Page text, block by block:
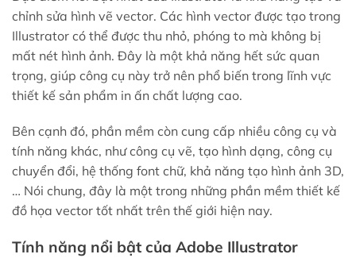
chỉnh sửa hình vẽ vector. Các hình vector được tạo trong
Illustrator có thể được thu nhỏ, phóng to mà không bị
mất nét hình ảnh. Đây là một khả năng hết sức quan
trọng, giúp công cụ này trở nên phổ biến trong lĩnh vực
thiết kế sản phẩm in ấn chất lượng cao.
Bên cạnh đó, phần mềm còn cung cấp nhiều công cụ và
tính năng khác, như công cụ vẽ, tạo hình dạng, công cụ
chuyển đổi, hệ thống font chữ, khả năng tạo hình ảnh 3D,
… Nói chung, đây là một trong những phần mềm thiết kế
đồ họa vector tốt nhất trên thế giới hiện nay.
Tính năng nổi bật của Adobe Illustrator